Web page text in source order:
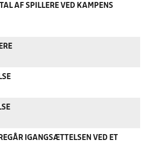
AF SPILLERE VED KAMPENS
IGANGSÆTTELSEN VED ET